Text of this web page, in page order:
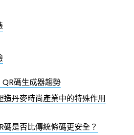
QR碼生成器趨勢
造丹麥時尚產業中的特殊作用
碼是否比傳統條碼更安全？